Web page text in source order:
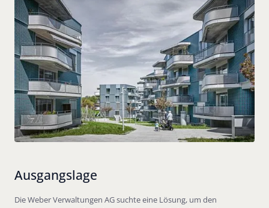
Ausgangslage
Die Weber Verwaltungen AG suchte eine Lösung, um den